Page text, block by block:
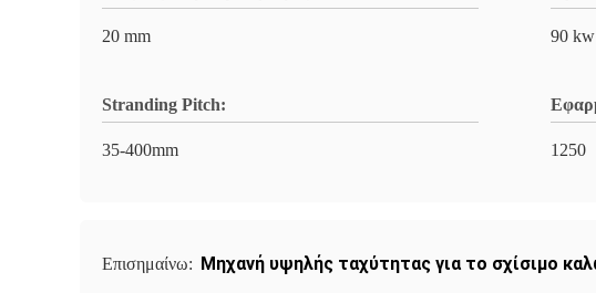
20 mm 90 kw
Stranding Pitch:
35-400mm 1250
Επισημαίνω: Μηχανή υψηλής ταχύτητας για το σχίσιμο